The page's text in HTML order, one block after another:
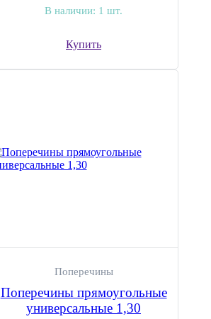
В наличии: 1 шт.
Купить
Поперечины
Поперечины прямоугольные
универсальные 1,30